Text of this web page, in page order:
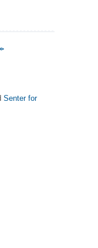
Senter for